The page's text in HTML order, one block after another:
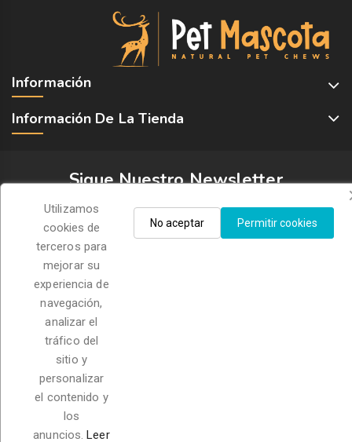
Información
Información De La Tienda
Sigue Nuestro Newsletter
Acepto las condiciones generales y la política de
confidencialidad
© 2026 - Petmascota. Todos los derechos reservados
Utilizamos
cookies de
terceros para
mejorar su
experiencia de
navegación,
analizar el
tráfico del
sitio y
personalizar
el contenido y
los
anuncios.Leer
Permitir cookies
No aceptar